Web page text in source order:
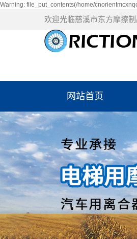
Warning: file_put_contents(/home/
欢迎光临慈溪市东方摩擦制
网站首页